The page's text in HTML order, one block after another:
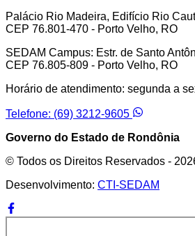
Palácio Rio Madeira, Edifício Rio
CEP 76.801-470 - Porto Velho, RO
SEDAM Campus: Estr. de Santo
CEP 76.805-809 - Porto Velho, RO
Horário de atendimento: segunda a
Telefone: (69) 3212-9605
Governo do Estado de Rondônia
© Todos os Direitos Reservados -
Desenvolvimento: CTI-SEDAM